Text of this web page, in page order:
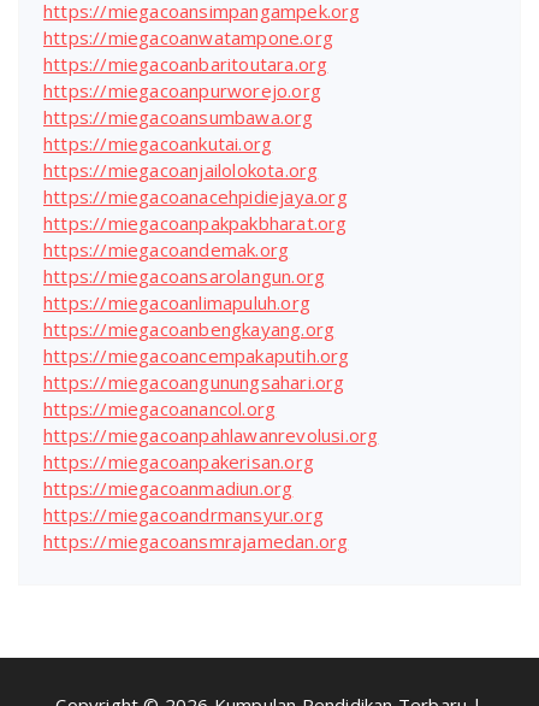
https://miegacoansimpangampek.org
https://miegacoanwatampone.org
https://miegacoanbaritoutara.org
https://miegacoanpurworejo.org
https://miegacoansumbawa.org
https://miegacoankutai.org
https://miegacoanjailolokota.org
https://miegacoanacehpidiejaya.org
https://miegacoanpakpakbharat.org
https://miegacoandemak.org
https://miegacoansarolangun.org
https://miegacoanlimapuluh.org
https://miegacoanbengkayang.org
https://miegacoancempakaputih.org
https://miegacoangunungsahari.org
https://miegacoanancol.org
https://miegacoanpahlawanrevolusi.org
https://miegacoanpakerisan.org
https://miegacoanmadiun.org
https://miegacoandrmansyur.org
https://miegacoansmrajamedan.org